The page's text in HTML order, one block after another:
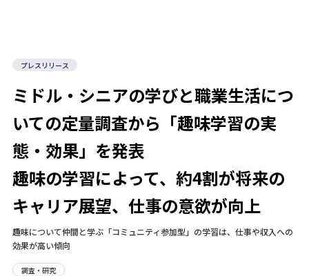
プレスリリース
ミドル・シニアの学びと職業生活につ
いての定量調査から「趣味学習の実
態・効果」を発表
趣味の学習によって、約4割が将来の
キャリア展望、仕事の意欲が向上
趣味について仲間と学ぶ「コミュニティ参加型」の学習は、仕事や収入への
効果が高い傾向
調査・研究